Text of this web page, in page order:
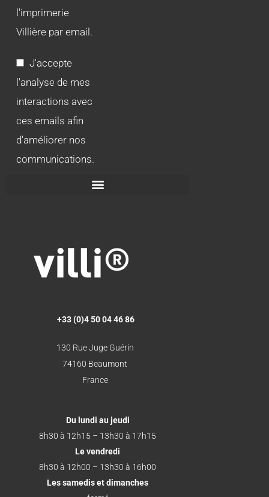
l'imprimerie
Villière par email.
J'accepte
l'analyse de mes
interactions avec
ces emails afin
d'améliorer nos
communications.
+33 (0)4 50 04 46 86
130 Rue Juge Guérin
74160 Beaumont
France
Du lundi au jeudi
8h30 à 12h15 – 13h30 à 17h15
Le vendredi
8h30 à 12h00 – 13h30 à 16h00
Les samedis et dimanches